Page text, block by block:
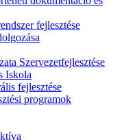
fejlesztése
Szervezetfejlesztése
Iskola
fejlesztése
programok